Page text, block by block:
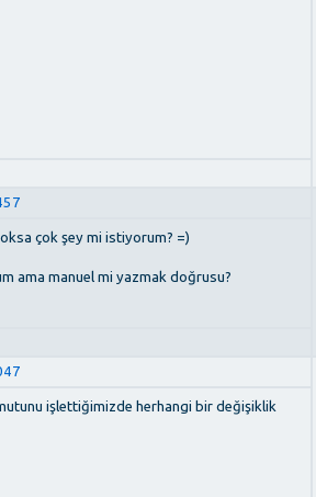
çok şey mi istiyorum? =)
ama manuel mi yazmak doğrusu?
işlettiğimizde herhangi bir değişiklik